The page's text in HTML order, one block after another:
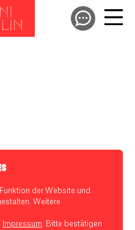
der Website und
Weitere
Impressum . Bitte bestätigen